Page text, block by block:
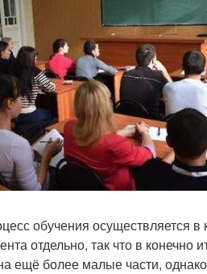
обучения осуществляется
отдельно, так что в конечно
ещё более малые части,